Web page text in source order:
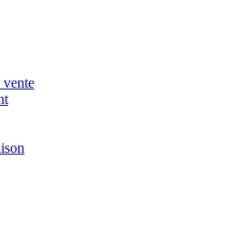
vente